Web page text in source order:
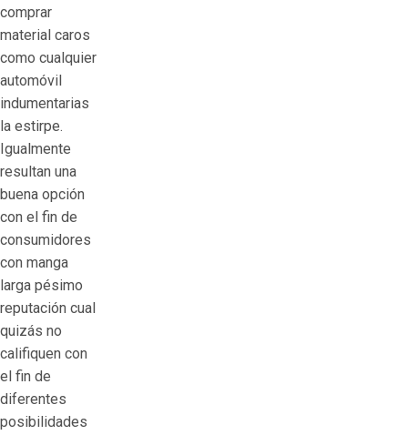
comprar
material caros
como cualquier
automóvil
indumentarias
la estirpe.
Igualmente
resultan una
buena opción
con el fin de
consumidores
con manga
larga pésimo
reputación cual
quizás no
califiquen con
el fin de
diferentes
posibilidades